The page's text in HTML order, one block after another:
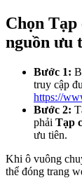
Chọn
nguồn ưu
Bước 1:
truy cập
https://
Bước 2:
phải Tạp
ưu tiên.
Khi ô vuông
thể đóng trang